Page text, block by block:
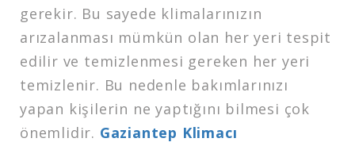
gerekir. Bu sayede klimalarınızın
arızalanması mümkün olan her yeri tespit
edilir ve temizlenmesi gereken her yeri
temizlenir. Bu nedenle bakımlarınızı
yapan kişilerin ne yaptığını bilmesi çok
önemlidir. Gaziantep Klimacı